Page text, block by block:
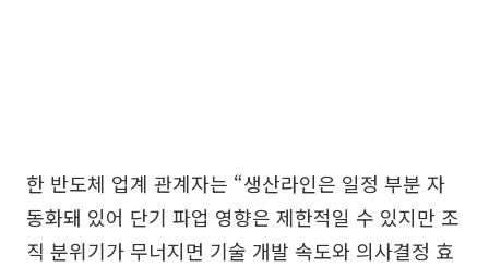
한 반도체 업계 관계자는 “생산라인은 일정 부분 자
동화돼 있어 단기 파업 영향은 제한적일 수 있지만 조
직 분위기가 무너지면 기술 개발 속도와 의사결정 효